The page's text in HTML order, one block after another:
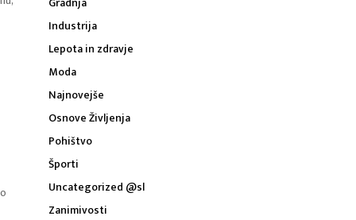
Industrija
Lepota in zdravje
Moda
Najnovejše
Osnove Življenja
Pohištvo
Športi
Uncategorized @sl
Zanimivosti